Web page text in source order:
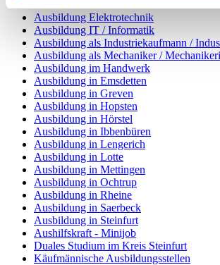
Ausbildung Elektrotechnik
Ausbildung IT / Informatik
Ausbildung als Industriekaufmann /
Ausbildung als Mechaniker /
Ausbildung im Handwerk
Ausbildung in Emsdetten
Ausbildung in Greven
Ausbildung in Hopsten
Ausbildung in Hörstel
Ausbildung in Ibbenbüren
Ausbildung in Lengerich
Ausbildung in Lotte
Ausbildung in Mettingen
Ausbildung in Ochtrup
Ausbildung in Rheine
Ausbildung in Saerbeck
Ausbildung in Steinfurt
Aushilfskraft - Minijob
Duales Studium im Kreis Steinfurt
Käufmännische Ausbildungsstellen